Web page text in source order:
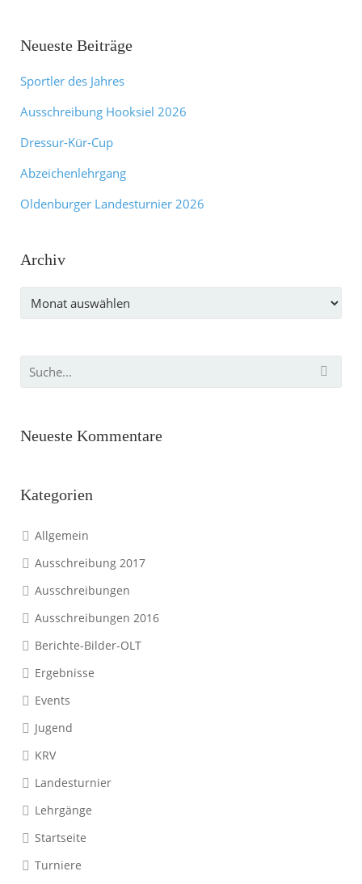
Neueste Beiträge
Sportler des Jahres
Ausschreibung Hooksiel 2026
Dressur-Kür-Cup
Abzeichenlehrgang
Oldenburger Landesturnier 2026
Archiv
Archiv
Neueste Kommentare
Kategorien
Allgemein
Ausschreibung 2017
Ausschreibungen
Ausschreibungen 2016
Berichte-Bilder-OLT
Ergebnisse
Events
Jugend
KRV
Landesturnier
Lehrgänge
Startseite
Turniere